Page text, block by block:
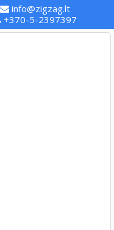
info@zigzag.lt
+370-5-2397397